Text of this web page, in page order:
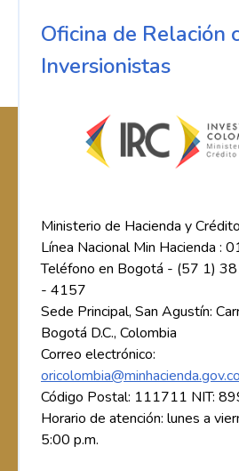
Oficina de Relación
Inversionistas
Ministerio de Hacienda y
Línea Nacional Min Hacienda :
Teléfono en Bogotá - (57 1)
- 4157
Sede Principal, San Agustín:
Bogotá D.C., Colombia
Correo electrónico:
oricolombia@minhacienda.gov.co
Código Postal: 111711 NIT:
Horario de atención: lunes a
5:00 p.m.